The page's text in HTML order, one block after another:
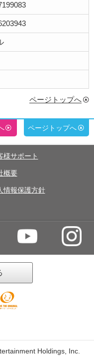
ページトップへ
ページトップへ
様サポート
概要
情報保護方針
Holdings, Inc.